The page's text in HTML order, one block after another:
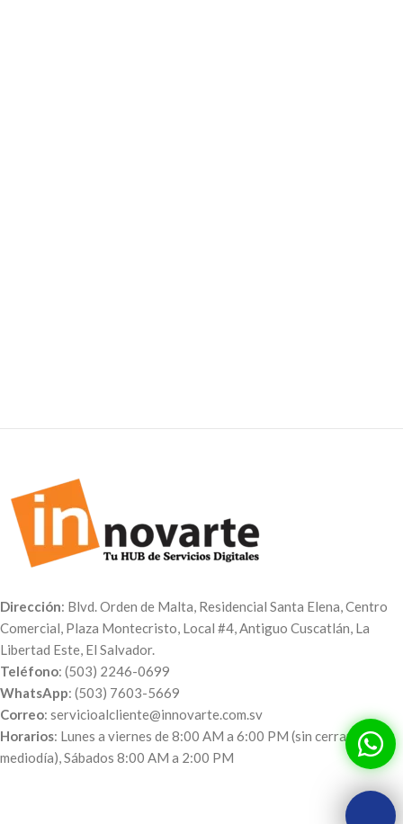
Dirección: Blvd. Orden de Malta, Residencial Santa Elena, Centro
Comercial, Plaza Montecristo, Local #4, Antiguo Cuscatlán, La
Libertad Este, El Salvador.
Teléfono: (503) 2246-0699
WhatsApp: (503) 7603-5669
Correo: servicioalcliente@innovarte.com.sv
Horarios: Lunes a viernes de 8:00 AM a 6:00 PM (sin cerrar al
mediodía), Sábados 8:00 AM a 2:00 PM